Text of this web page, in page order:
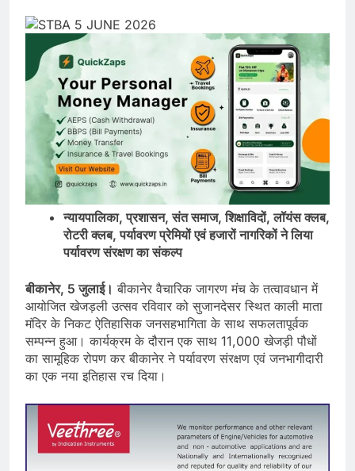
न्यायपालिका, प्रशासन, संत समाज, शिक्षाविदों, लॉयंस क्लब,
रोटरी क्लब, पर्यावरण प्रेमियों एवं हजारों नागरिकों ने लिया
पर्यावरण संरक्षण का संकल्प
बीकानेर, 5 जुलाई। बीकानेर वैचारिक जागरण मंच के तत्वावधान में
आयोजित खेजड़ली उत्सव रविवार को सुजानदेसर स्थित काली माता
मंदिर के निकट ऐतिहासिक जनसहभागिता के साथ सफलतापूर्वक
सम्पन्न हुआ। कार्यक्रम के दौरान एक साथ 11,000 खेजड़ी पौधों
का सामूहिक रोपण कर बीकानेर ने पर्यावरण संरक्षण एवं जनभागीदारी
का एक नया इतिहास रच दिया।